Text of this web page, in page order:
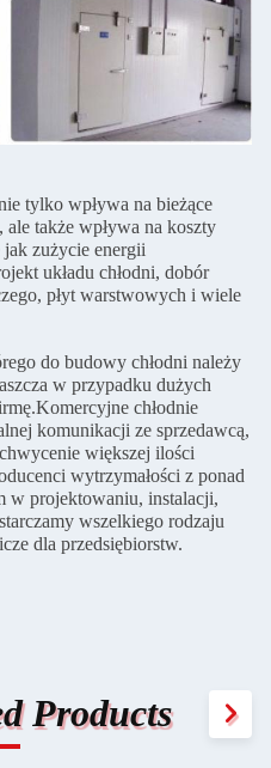
tylko wpływa na bieżące
także wpływa na koszty
zużycie energii
układu chłodni, dobór
płyt warstwowych i wiele
do budowy chłodni należy
w przypadku dużych
chłodnie
komunikacji ze sprzedawcą,
większej ilości
wytrzymałości z ponad
w projektowaniu, instalacji,
wszelkiego rodzaju
dla przedsiębiorstw.
Products